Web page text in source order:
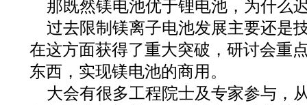
那既然镁电池优于锂电池，为什么
过去限制镁离子电池发展主要还是
在这方面获得了重大突破，研讨会重
东西，实现镁电池的商用。
大会有很多工程院士及专家参与，